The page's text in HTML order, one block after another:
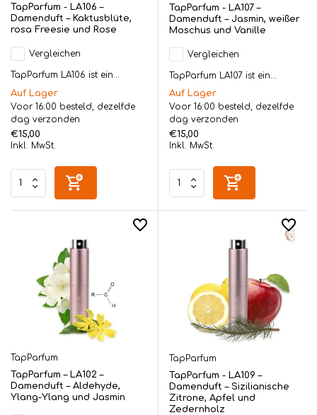
TapParfum - LA106 –
Damenduft – Kaktusblüte,
rosa Freesie und Rose
Vergleichen
TapParfum LA106 ist ein...
Auf Lager
Voor 16:00 besteld, dezelfde
dag verzonden
€15,00
Inkl. MwSt.
TapParfum - LA107 –
Damenduft – Jasmin, weißer
Moschus und Vanille
Vergleichen
TapParfum LA107 ist ein...
Auf Lager
Voor 16:00 besteld, dezelfde
dag verzonden
€15,00
Inkl. MwSt.
TapParfum
TapParfum – LA102 –
Damenduft – Aldehyde,
Ylang-Ylang und Jasmin
TapParfum
TapParfum - LA109 –
Damenduft – Sizilianische
Zitrone, Apfel und
Zedernholz